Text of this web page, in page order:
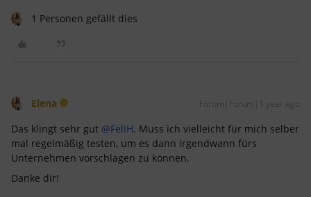
1 Personen gefällt dies
Elena Forum|Forum|1 year ago
Das klingt sehr gut ​ @FeliH. Muss ich vielleicht für mich selber
mal regelmäßig testen, um es dann irgendwann fürs
Unternehmen vorschlagen zu können.
Danke dir!